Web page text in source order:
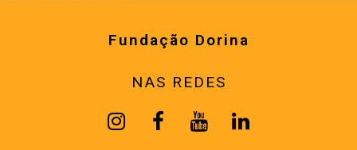
Fundação Dorina
NAS REDES